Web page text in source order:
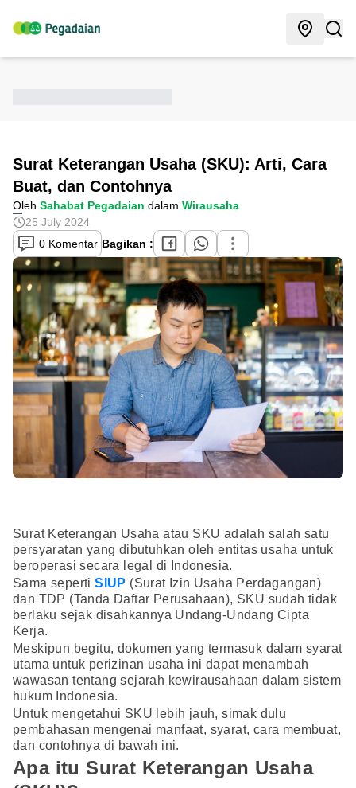
Surat Keterangan Usaha (SKU): Arti, Cara
Buat, dan Contohnya
Oleh Sahabat Pegadaian dalam Wirausaha
25 July 2024
0 Komentar Bagikan :
Surat Keterangan Usaha atau SKU adalah salah satu
persyaratan yang dibutuhkan oleh entitas usaha untuk
beroperasi secara legal di Indonesia.
Sama sepertiSIUP (Surat Izin Usaha Perdagangan)
dan TDP (Tanda Daftar Perusahaan), SKU sudah tidak
berlaku sejak disahkannya Undang-Undang Cipta
Kerja.
Meskipun begitu, dokumen yang termasuk dalam syarat
utama untuk perizinan usaha ini dapat menambah
wawasan tentang sejarah kewirausahaan dalam sistem
hukum Indonesia.
Untuk mengetahui SKU lebih jauh, simak dulu
pembahasan mengenai manfaat, syarat, cara membuat,
dan contohnya di bawah ini.
Apa itu Surat Keterangan Usaha